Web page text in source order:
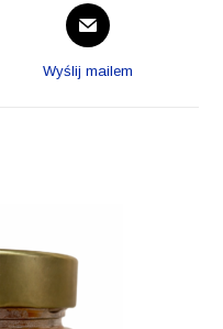
Opens
in
new
Wyślij mailem